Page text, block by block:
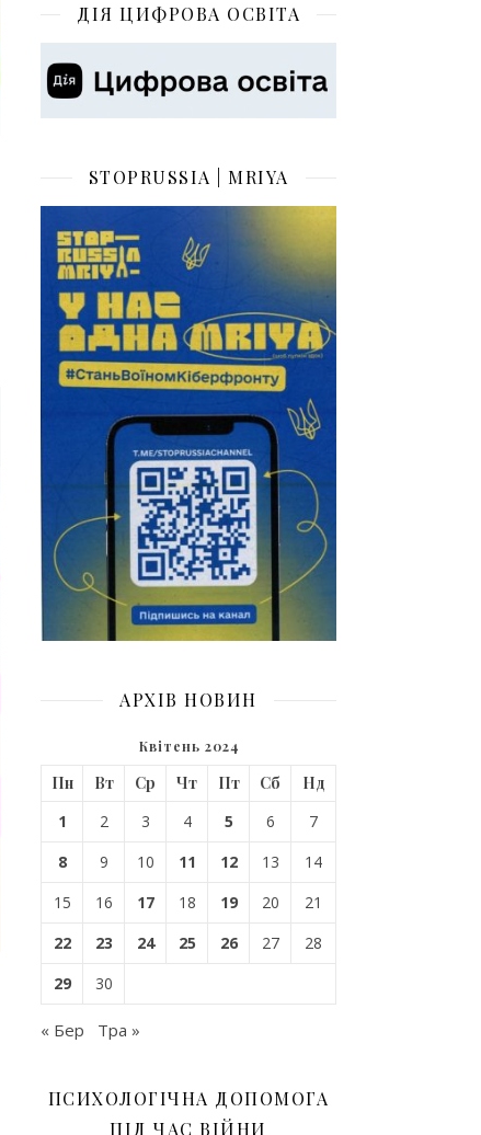
ДІЯ ЦИФРОВА ОСВІТА
STOPRUSSIA | MRIYA
АРХІВ НОВИН
Квітень 2024
Пн Вт Ср Чт Пт Сб
Нд
1
2 3 4 5 6
7
8
9 10 11 12 13
14
15
16 17 18 19 20
21
22
23 24 25 26 27
28
29
30
« Бер Тра »
ПСИХОЛОГІЧНА ДОПОМОГА
ПІД ЧАС ВІЙНИ